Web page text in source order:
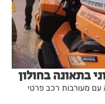
בתאונה בחולון
עם מעורבות רכב פרטי